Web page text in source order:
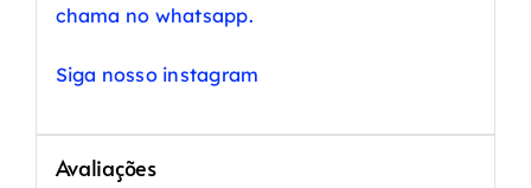
chama no whatsapp.
Siga nosso instagram
Avaliações